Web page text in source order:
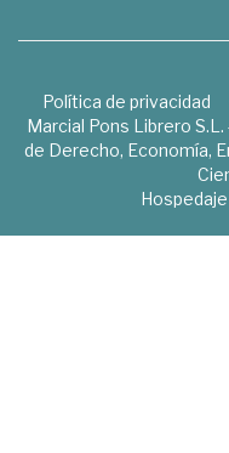
Política de privacidad
Marcial Pons Librero
de Derecho, Economía,